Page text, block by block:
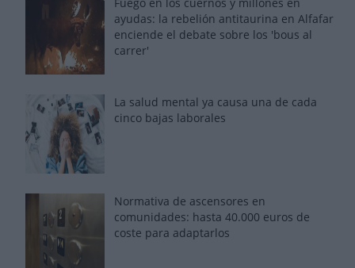
ayudas: la rebelión antitaurina en Alfafar
enciende el debate sobre los 'bous al
carrer'
La salud mental ya causa una de cada
cinco bajas laborales
Normativa de ascensores en
comunidades: hasta 40.000 euros de
coste para adaptarlos